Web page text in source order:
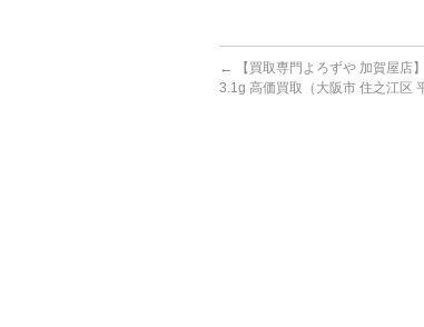
←
【買取専門よろずや 加賀屋店
3.1g 高価買取（大阪市 住之江区